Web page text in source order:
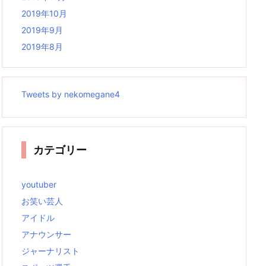
2019年10月
2019年9月
2019年8月
Tweets by nekomegane4
カテゴリー
youtuber
お笑い芸人
アイドル
アナウンサー
ジャーナリスト